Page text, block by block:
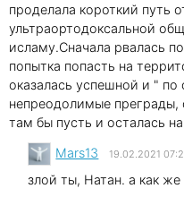
проделала короткий путь
ультраортодоксальной
исламу.Сначала рвалась
попытка попасть на
оказалась успешной и "
непреодолимые преграды,
там бы пусть и осталась
Mars13 19.02.2021
злой ты, Натан. а как же